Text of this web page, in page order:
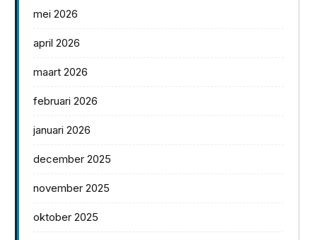
mei 2026
april 2026
maart 2026
februari 2026
januari 2026
december 2025
november 2025
oktober 2025